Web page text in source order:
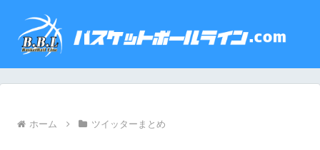
ホーム ツイッターまとめ